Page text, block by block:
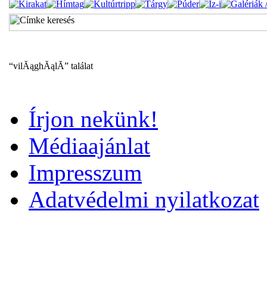
“vilĂąghĂąlĂ” találat
Írjon nekünk!
Médiaajánlat
Impresszum
Adatvédelmi nyilatkozat